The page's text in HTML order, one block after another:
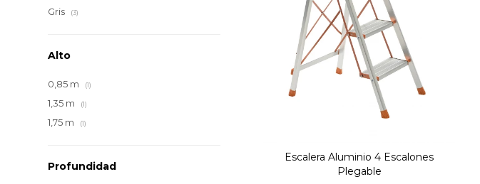
Escalera Aluminio 4 Escalones
Plegable
Gris (3)
Alto
0,85 m (1)
1,35 m (1)
1,75 m (1)
Profundidad